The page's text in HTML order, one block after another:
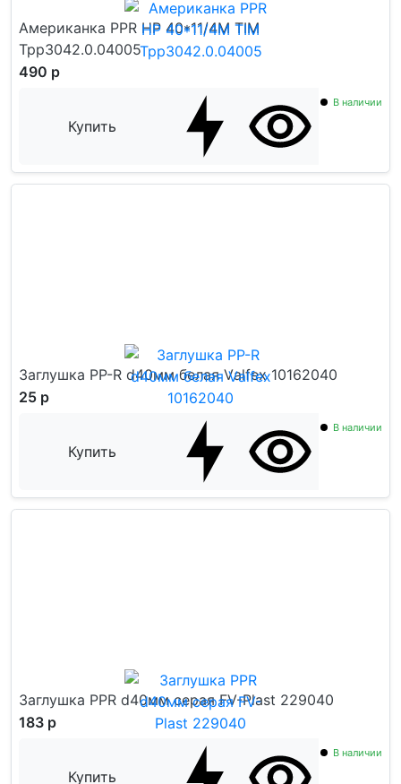
Американка PPR НР 40*11/4M TIM
Tpp3042.0.04005
490 р
Купить
В наличии
Заглушка PP-R d40мм белая Vаlfex 10162040
25 р
Купить
В наличии
Заглушка PPR d40мм серая FV-Plast 229040
183 р
Купить
В наличии